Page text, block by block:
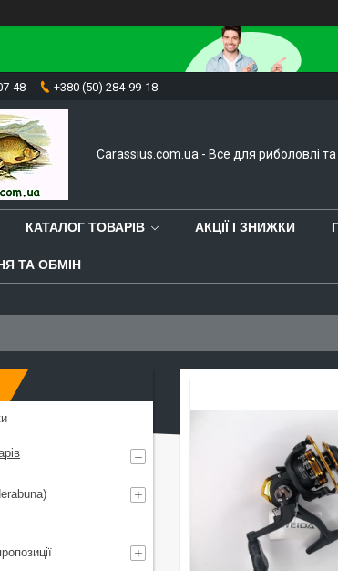
48 +380 (50) 284-99-18
Carassius.com.ua - Все для риболовлі та
КАТАЛОГ ТОВАРІВ АКЦІЇ І ЗНИЖКИ
ТА ОБМІН